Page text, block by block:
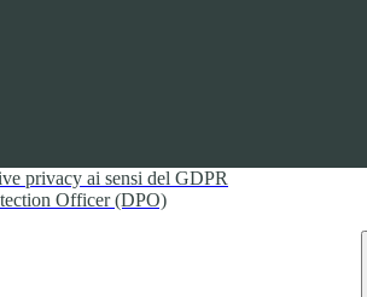
privacy ai sensi del GDPR
Officer (DPO)